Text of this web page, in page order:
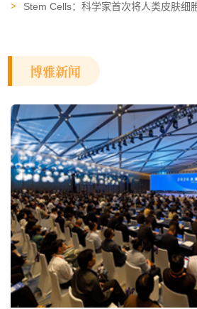
Stem Cells：科学家首次将人类皮肤细
博雅新闻